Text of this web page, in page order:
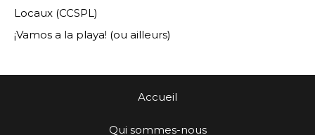
Locaux (CCSPL)
¡Vamos a la playa! (ou ailleurs)
Accueil
Qui sommes-nous